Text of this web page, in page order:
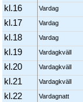
kl.16
Vardag
kl.17
Vardag
kl.18
Vardag
kl.19
Vardagkväll
kl.20
Vardagkväll
kl.21
Vardagkväll
kl.22
Vardagnatt